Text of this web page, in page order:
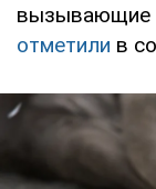
вызывающие
отметили в